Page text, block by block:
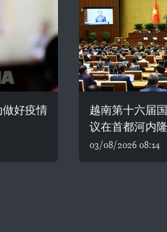
做好疫情
越南第十六届
议在首都河内
03/08/2026 08:14